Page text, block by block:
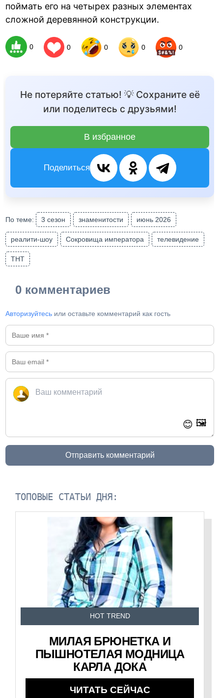
поймать его на четырех разных элементах
сложной деревянной конструкции.
0 0 0 0 0
Не потеряйте статью! 💡 Сохраните её
или поделитесь с друзьями!
В избранное
Поделиться
По теме: 3 сезон знаменитости июнь 2026
реалити-шоу Сокровища императора телевидение
ТНТ
0 комментариев
Авторизуйтесь или оставьте комментарий как гость
😊 🖼️
Отправить комментарий
ТОПОВЫЕ СТАТЬИ ДНЯ:
HOT TREND
МИЛАЯ БРЮНЕТКА И
ПЫШНОТЕЛАЯ МОДНИЦА
КАРЛА ДОКА
ЧИТАТЬ СЕЙЧАС